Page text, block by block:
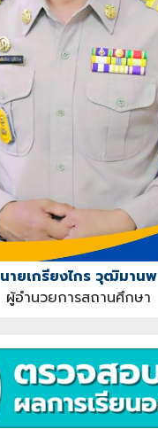
นายเกรียงไกร วุฒิมานพ
ผู้อำนวยการสถานศึกษา